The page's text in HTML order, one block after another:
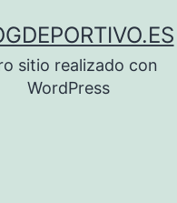
sitio realizado con
WordPress